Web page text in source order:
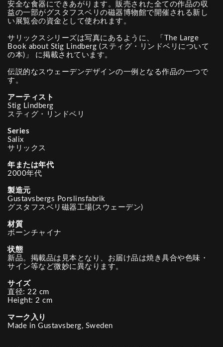
安全な食器にできあがります。販売された全ての作品の収
益の一部がグスタフスベリの磁器博物館で開催される新し
い展覧会の資金として使われます。
サリックスシリーズは写真にあるように、 「The Large
Book about Stig Lindberg (スティグ・リンドベリについて
の本)」 に掲載されています。
伝説的なスウェーデンデザインの一例となる作品の一つで
す。
アーティスト
Stig Lindberg
スティグ・リンドベリ
Series
Salix
サリックス
年または年代
2000年代
製造元
Gustavsbergs Porslinsfabrik
グスタフスベリ磁器工場(スウェーデン)
材質
ボーンチャイナ
状態
新品。掲載品は見本となり、お届け品は焼き具合や色味・
サイン等など微妙に異なります。
サイズ
直径: 22 cm
Height: 2 cm
マーク入り
Made in Gustavsberg, Sweden